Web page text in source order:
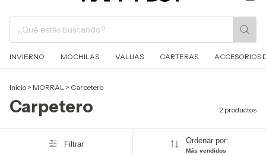
INVIERNO MOCHILAS VALIJAS CARTERAS ACCESORIOS
Inicio > MORRAL > Carpetero
Carpetero 2 productos
Filtrar Ordenar por:
Más vendidos